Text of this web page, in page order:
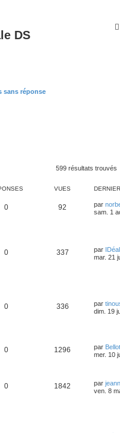
DS
sans réponse
599 résultats trouvés
VUES
0 92 par
sam. 1
0 337 par
mar. 21
0 336 par
dim. 19
0 1296 par
mer. 10
0 1842 par
ven. 8